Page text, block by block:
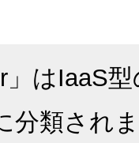
」はIaaS
分類され